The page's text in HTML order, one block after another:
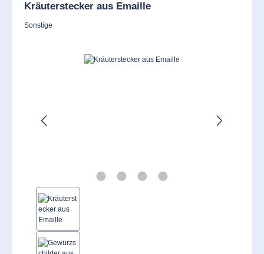
Kräuterstecker aus Emaille
Sonstige
Bildergalerie überspringen